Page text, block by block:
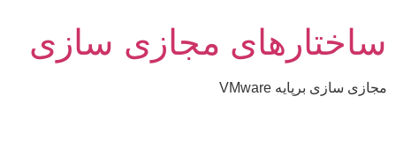
ساختارهای مجازی سازی
مجازی سازی برپایه VMware